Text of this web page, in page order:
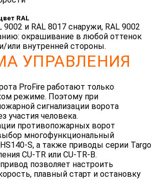
RAL
9002 и RAL 8017 снаружи, RAL 9002
окрашивание в любой оттенок
или внутренней стороны.
УПРАВЛЕНИЯ
ProFire работают только
режиме. Поэтому при
сигнализации ворота
участия человека.
противопожарных ворот
многофункциональный
S, а также приводы серии Targo
CU-TR или CU-TR-B.
позволяет настроить
плавный старт и остановку